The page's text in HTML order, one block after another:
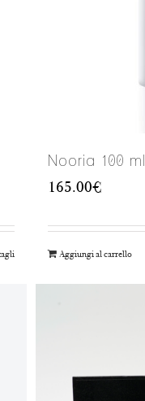
Nooria 100 ml
165.00€
Aggiungi al carrello